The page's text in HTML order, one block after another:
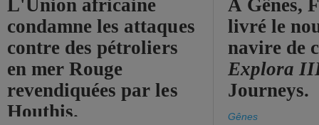
L'Union africaine
condamne les attaques
contre des pétroliers
en mer Rouge
revendiquées par les
Houthis.
À Gênes,
livré le
navire de
Explora
Journeys.
Gênes